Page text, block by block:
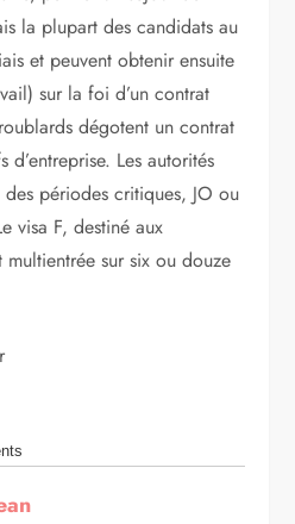
la plupart des candidats au
et peuvent obtenir ensuite
sur la foi d’un contrat
dégotent un contrat
d’entreprise. Les autorités
périodes critiques, JO ou
visa F, destiné aux
multi­entrée sur six ou douze